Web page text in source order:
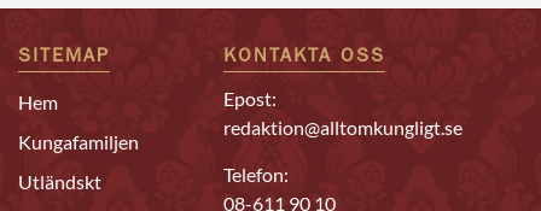
SITEMAP
Hem
Kungafamiljen
Utländskt
KONTAKTA OSS
Epost:
redaktion@alltomkungligt.se
Telefon:
08-611 90 10